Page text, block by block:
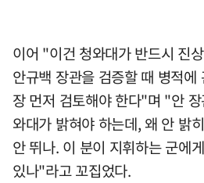
이어 "이건 청와대가 반드시 진
안규백 장관을 검증할 때 병적
장 먼저 검토해야 한다"며 "안
와대가 밝혀야 하는데, 왜 안 밝
안 뛰나. 이 분이 지휘하는 군에
있나"라고 꼬집었다.